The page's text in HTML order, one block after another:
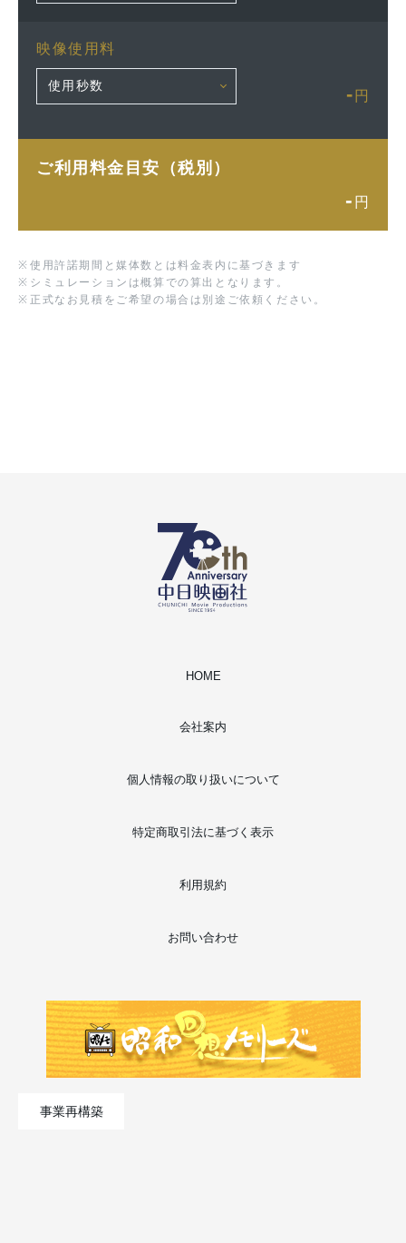
映像使用料
- 円
ご利用料金目安（税別）
- 円
※ 使用許諾期間と媒体数とは料金表内に基づきます
※ シミュレーションは概算での算出となります。
※ 正式なお見積をご希望の場合は別途ご依頼ください。
HOME
会社案内
個人情報の取り扱いについて
特定商取引法に基づく表示
利用規約
お問い合わせ
事業再構築